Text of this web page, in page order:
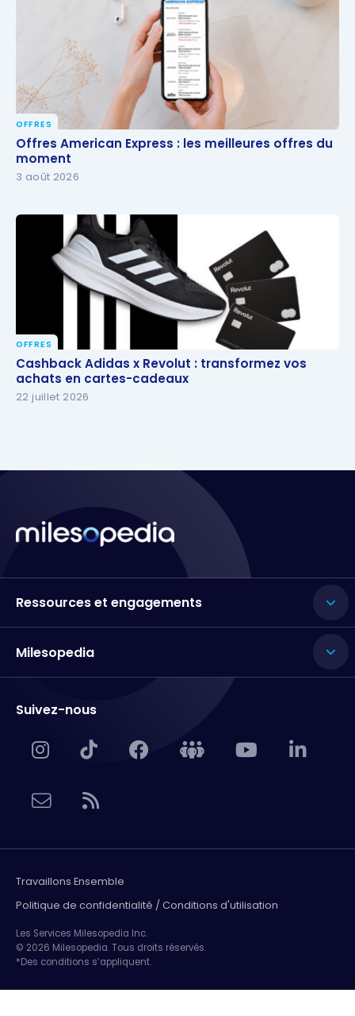
Offres American Express : les meilleures offres du
moment
OFFRES
Offres American Express : les meilleures offres du
moment
3 août 2026
Cashback Adidas x Revolut : transformez vos
achats en cartes-cadeaux
OFFRES
Cashback Adidas x Revolut : transformez vos
achats en cartes-cadeaux
22 juillet 2026
Ressources et engagements
Milesopedia
Suivez-nous
Travaillons Ensemble
Politique de confidentialité / Conditions d'utilisation
Les Services Milesopedia Inc.
© 2026 Milesopedia. Tous droits réservés.
*Des conditions s’appliquent.